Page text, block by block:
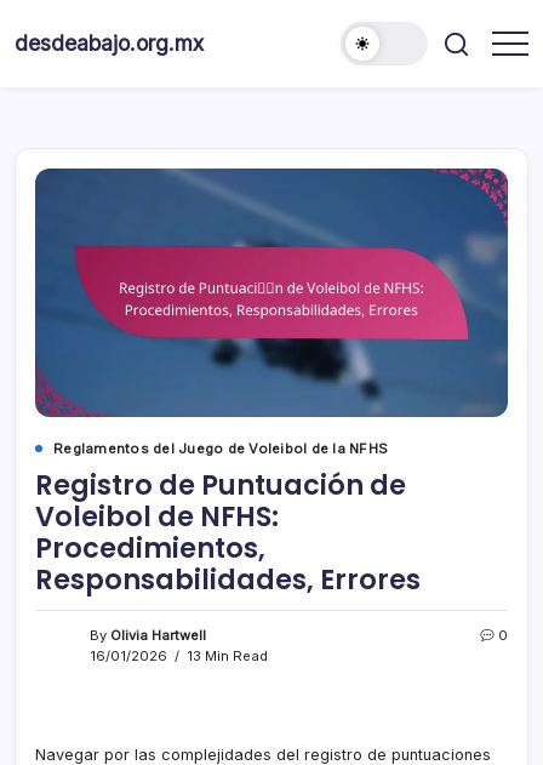
desdeabajo.org.mx
Reglamentos del Juego de Voleibol de la NFHS
Registro de Puntuación de
Voleibol de NFHS:
Procedimientos,
Responsabilidades, Errores
By Olivia Hartwell
16/01/2026
13 Min Read
0
Navegar por las complejidades del registro de puntuaciones